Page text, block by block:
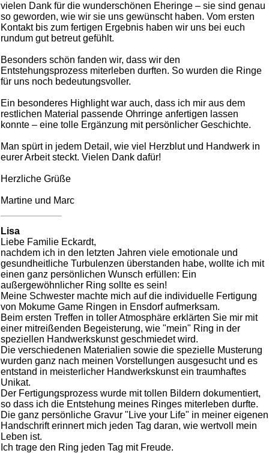
vielen Dank für die wunderschönen Eheringe – sie sind genau
so geworden, wie wir sie uns gewünscht haben. Vom ersten
Kontakt bis zum fertigen Ergebnis haben wir uns bei euch
rundum gut betreut gefühlt.
Besonders schön fanden wir, dass wir den
Entstehungsprozess miterleben durften. So wurden die Ringe
für uns noch bedeutungsvoller.
Ein besonderes Highlight war auch, dass ich mir aus dem
restlichen Material passende Ohrringe anfertigen lassen
konnte – eine tolle Ergänzung mit persönlicher Geschichte.
Man spürt in jedem Detail, wie viel Herzblut und Handwerk in
eurer Arbeit steckt. Vielen Dank dafür!
Herzliche Grüße
Martine und Marc
Lisa
Liebe Familie Eckardt,
nachdem ich in den letzten Jahren viele emotionale und
gesundheitliche Turbulenzen überstanden habe, wollte ich mit
einen ganz persönlichen Wunsch erfüllen: Ein
außergewöhnlicher Ring sollte es sein!
Meine Schwester machte mich auf die individuelle Fertigung
von Mokume Game Ringen in Ensdorf aufmerksam.
Beim ersten Treffen in toller Atmosphäre erklärten Sie mir mit
einer mitreißenden Begeisterung, wie "mein" Ring in der
speziellen Handwerkskunst geschmiedet wird.
Die verschiedenen Materialien sowie die spezielle Musterung
wurden ganz nach meinen Vorstellungen ausgesucht und es
entstand in meisterlicher Handwerkskunst ein traumhaftes
Unikat.
Der Fertigungsprozess wurde mit tollen Bildern dokumentiert,
so dass ich die Entstehung meines Ringes miterleben durfte.
Die ganz persönliche Gravur "Live your Life" in meiner eigenen
Handschrift erinnert mich jeden Tag daran, wie wertvoll mein
Leben ist.
Ich trage den Ring jeden Tag mit Freude.